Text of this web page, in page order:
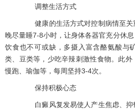
调整生活方式
健康的生活方式对控制病情至关
晚尽量睡7-8小时，让身体各器官充分休
饮食也不可或缺，多摄入富含酪氨酸与
类、豆类等，少吃辛辣刺激性食物。此
慢跑、瑜伽等，每周坚持3-4次。
保持积极心态
白癜风复发易使人产生焦虑、抑